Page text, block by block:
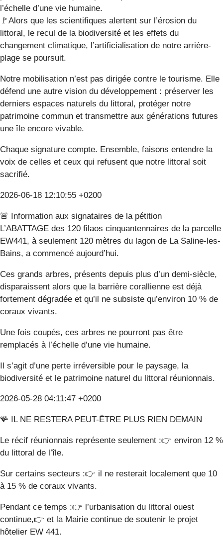
l’échelle d’une vie humaine.
🚩Alors que les scientifiques alertent sur l’érosion du
littoral, le recul de la biodiversité et les effets du
changement climatique, l’artificialisation de notre arrière-
plage se poursuit.
Notre mobilisation n’est pas dirigée contre le tourisme. Elle
défend une autre vision du développement : préserver les
derniers espaces naturels du littoral, protéger notre
patrimoine commun et transmettre aux générations futures
une île encore vivable.
Chaque signature compte. Ensemble, faisons entendre la
voix de celles et ceux qui refusent que notre littoral soit
sacrifié.
2026-06-18 12:10:55 +0200
🚨 Information aux signataires de la pétition
L’ABATTAGE des 120 filaos cinquantennaires de la parcelle
EW441, à seulement 120 mètres du lagon de La Saline-les-
Bains, a commencé aujourd’hui.
Ces grands arbres, présents depuis plus d’un demi-siècle,
disparaissent alors que la barrière corallienne est déjà
fortement dégradée et qu’il ne subsiste qu’environ 10 % de
coraux vivants.
Une fois coupés, ces arbres ne pourront pas être
remplacés à l’échelle d’une vie humaine.
Il s’agit d’une perte irréversible pour le paysage, la
biodiversité et le patrimoine naturel du littoral réunionnais.
2026-05-28 04:11:47 +0200
🪸 IL NE RESTERA PEUT-ÊTRE PLUS RIEN DEMAIN
Le récif réunionnais représente seulement :👉 environ 12 %
du littoral de l’île.
Sur certains secteurs :👉 il ne resterait localement que 10
à 15 % de coraux vivants.
Pendant ce temps :👉 l’urbanisation du littoral ouest
continue,👉 et la Mairie continue de soutenir le projet
hôtelier EW 441.